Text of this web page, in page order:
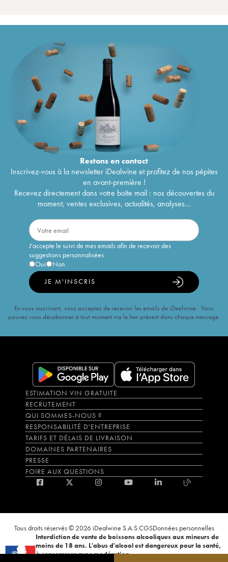
Restons encontact
Inscrivez-vous à la newsletter iDealwine et profitez de nos pépites
en avant-première !
Recevez directement dans votre boîte mail : nos découvertes du
moment, ventes exclusives, actualités, analyses...
J'accepte le suivi de mes emails afin de recevoir des
suggestions personnalisées
Oui
Non
JE M'INSCRIS
En vous inscrivant, vous acceptez de recevoir les emails de iDealwine. Vous
pouvez vous désabonner à tout moment via le lien présent dans chaque message.
ESTIMATION VIN GRATUITE
RECRUTEMENT
QUI SOMMES-NOUS ?
RESPONSABILITÉ D'ENTREPRISE
TARIFS ET DÉLAIS DE LIVRAISON
DOMAINES PARTENAIRES
PRESSE
FOIRE AUX QUESTIONS
Tous droits réservés © 2026 iDealwine S.A.S.CGSDonnées personnelles
Interdiction de vente de boissons alcooliques aux mineurs de
moins de 18 ans. L'abus d'alcool est dangereux pour la santé,
à consommer avec modération.